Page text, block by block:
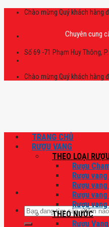
Skip
Chào mừng Quý khách hàng
Chuyên cung cấp
Số 69 -71 Phạm Huy Thông,
Chào mừng Quý khách hàng
Tìm
kiếm:
TRANG CHỦ
RƯỢU VANG
THEO LOẠI
Rượu
Rượu
Rượu
Rượu
Rượu
THEO NƯỚC
Rượu